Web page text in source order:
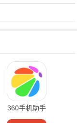
360手机助手
10.2.2 官方版